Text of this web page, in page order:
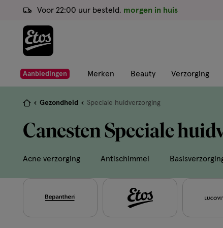
ga
de
hoofd
ga
naar
de
ga
naar
Voor 22:00 uur besteld, morgen in huis
Aanbiedingen Merken Beauty Verzorging
Je
hier:
Gezondheid Speciale huidverzorging
Canesten Speciale
Acne verzorging Antischimmel